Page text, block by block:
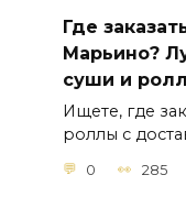
Где
Марьино?
суши и
Ищете, где
роллы с
0 285